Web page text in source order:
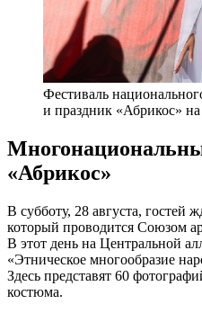
Фестиваль
и праздник «Абрикос»
«Абрикос»
В субботу, 28 августа, гостей
который проводится Союзом
В этот день на Центральной
«Этническое многообразие
Здесь представят 60
костюма.